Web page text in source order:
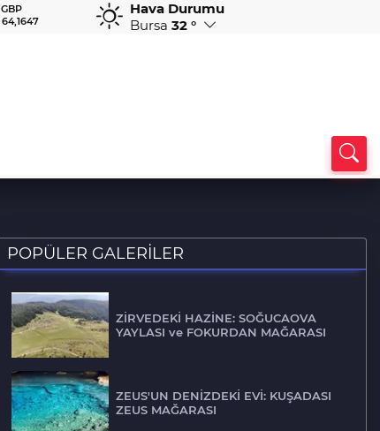
GBP
64,1647
CHF
58,5782
CAD
33,9561
Hava Durumu
Bursa 32 °
POPÜLER GALERİLER
ZİRVEDEKİ HAZİNE: SOĞUCAOVA
YAYLASI ve FOKURDAN MAĞARASI
ZEUS'UN DENİZDEKİ EVİ: KUŞADASI
ZEUS MAĞARASI